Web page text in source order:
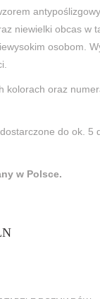
niewielki obcas w
osobom.
kolorach oraz
do ok. 5
w Polsce.